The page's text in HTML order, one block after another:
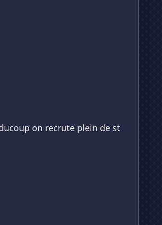
on recrute plein de st